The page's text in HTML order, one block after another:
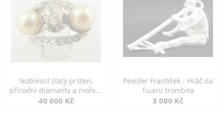
Noblesní zlatý prsten,
přírodní diamanty a mořské
perly
40 000 Kč
Pexider František - Hráč na
fujaru trombita
3 000 Kč